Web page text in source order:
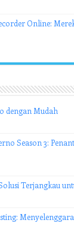
Online:
dengan Mudah
Season 3:
Terjangkau